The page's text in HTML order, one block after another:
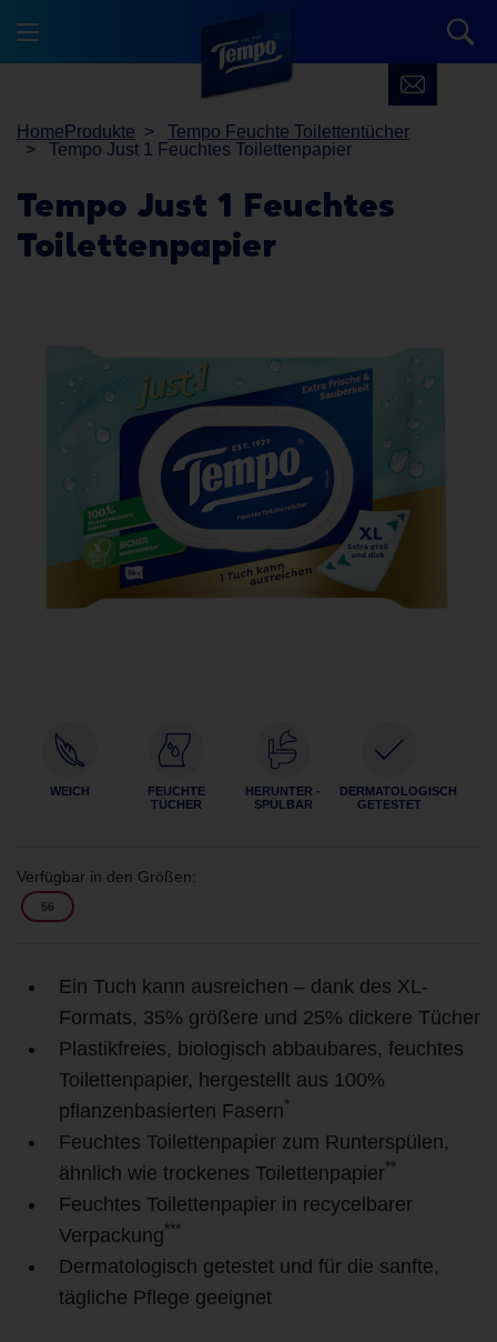
Home Produkte
Tempo Feuchte Toilettentücher
Tempo Just 1 Feuchtes Toilettenpapier
Tempo Just 1 Feuchtes
Toilettenpapier
WEICH
FEUCHTE
TÜCHER
HERUNTER -
SPÜLBAR
DERMATOLOGISCH
GETESTET
Verfügbar in den Größen:
56
Ein Tuch kann ausreichen – dank des XL-
Formats, 35% größere und 25% dickere Tücher
Plastikfreies, biologisch abbaubares, feuchtes
Toilettenpapier, hergestellt aus 100%
pflanzenbasierten Fasern*
Feuchtes Toilettenpapier zum Runterspülen,
ähnlich wie trockenes Toilettenpapier**
Feuchtes Toilettenpapier in recycelbarer
Verpackung***
Dermatologisch getestet und für die sanfte,
tägliche Pflege geeignet